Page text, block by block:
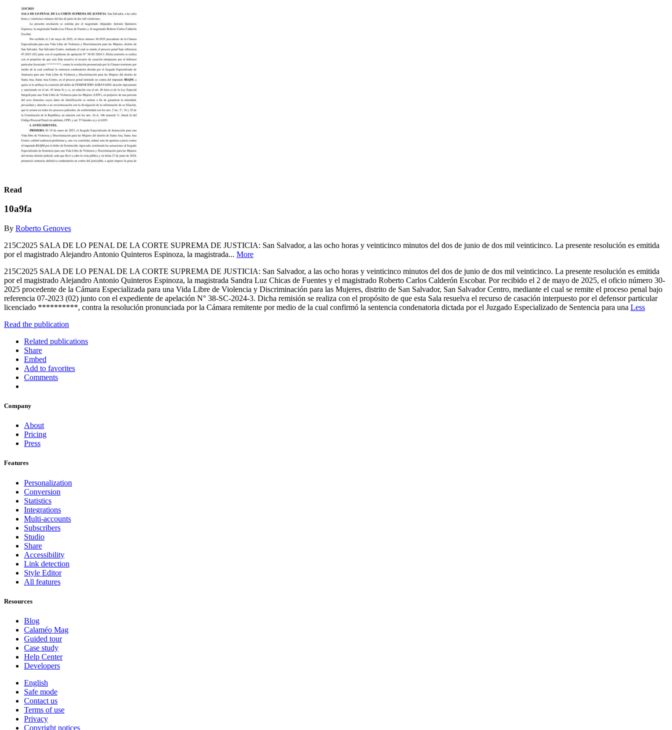
Read
10a9fa
By Roberto Genoves
215C2025 SALA DE LO PENAL DE LA CORTE SUPREMA DE JUSTICIA: San Salvador, a las ocho horas y veinticinco minutos del dos de junio de dos mil veinticinco. La presente resolución es emitida
por el magistrado Alejandro Antonio Quinteros Espinoza, la magistrada... More
215C2025 SALA DE LO PENAL DE LA CORTE SUPREMA DE JUSTICIA: San Salvador, a las ocho horas y veinticinco minutos del dos de junio de dos mil veinticinco. La presente resolución es emitida
por el magistrado Alejandro Antonio Quinteros Espinoza, la magistrada Sandra Luz Chicas de Fuentes y el magistrado Roberto Carlos Calderón Escobar. Por recibido el 2 de mayo de 2025, el oficio número 30-
2025 procedente de la Cámara Especializada para una Vida Libre de Violencia y Discriminación para las Mujeres, distrito de San Salvador, San Salvador Centro, mediante el cual se remite el proceso penal bajo
referencia 07-2023 (02) junto con el expediente de apelación N° 38-SC-2024-3. Dicha remisión se realiza con el propósito de que esta Sala resuelva el recurso de casación interpuesto por el defensor particular
licenciado **********, contra la resolución pronunciada por la Cámara remitente por medio de la cual confirmó la sentencia condenatoria dictada por el Juzgado Especializado de Sentencia para una Less
Read the publication
Related publications
Share
Embed
Add to favorites
Comments
Company
About
Pricing
Press
Features
Personalization
Conversion
Statistics
Integrations
Multi-accounts
Subscribers
Studio
Share
Accessibility
Link detection
Style Editor
All features
Resources
Blog
Calaméo Mag
Guided tour
Case study
Help Center
Developers
English
Safe mode
Contact us
Terms of use
Privacy
Copyright notices